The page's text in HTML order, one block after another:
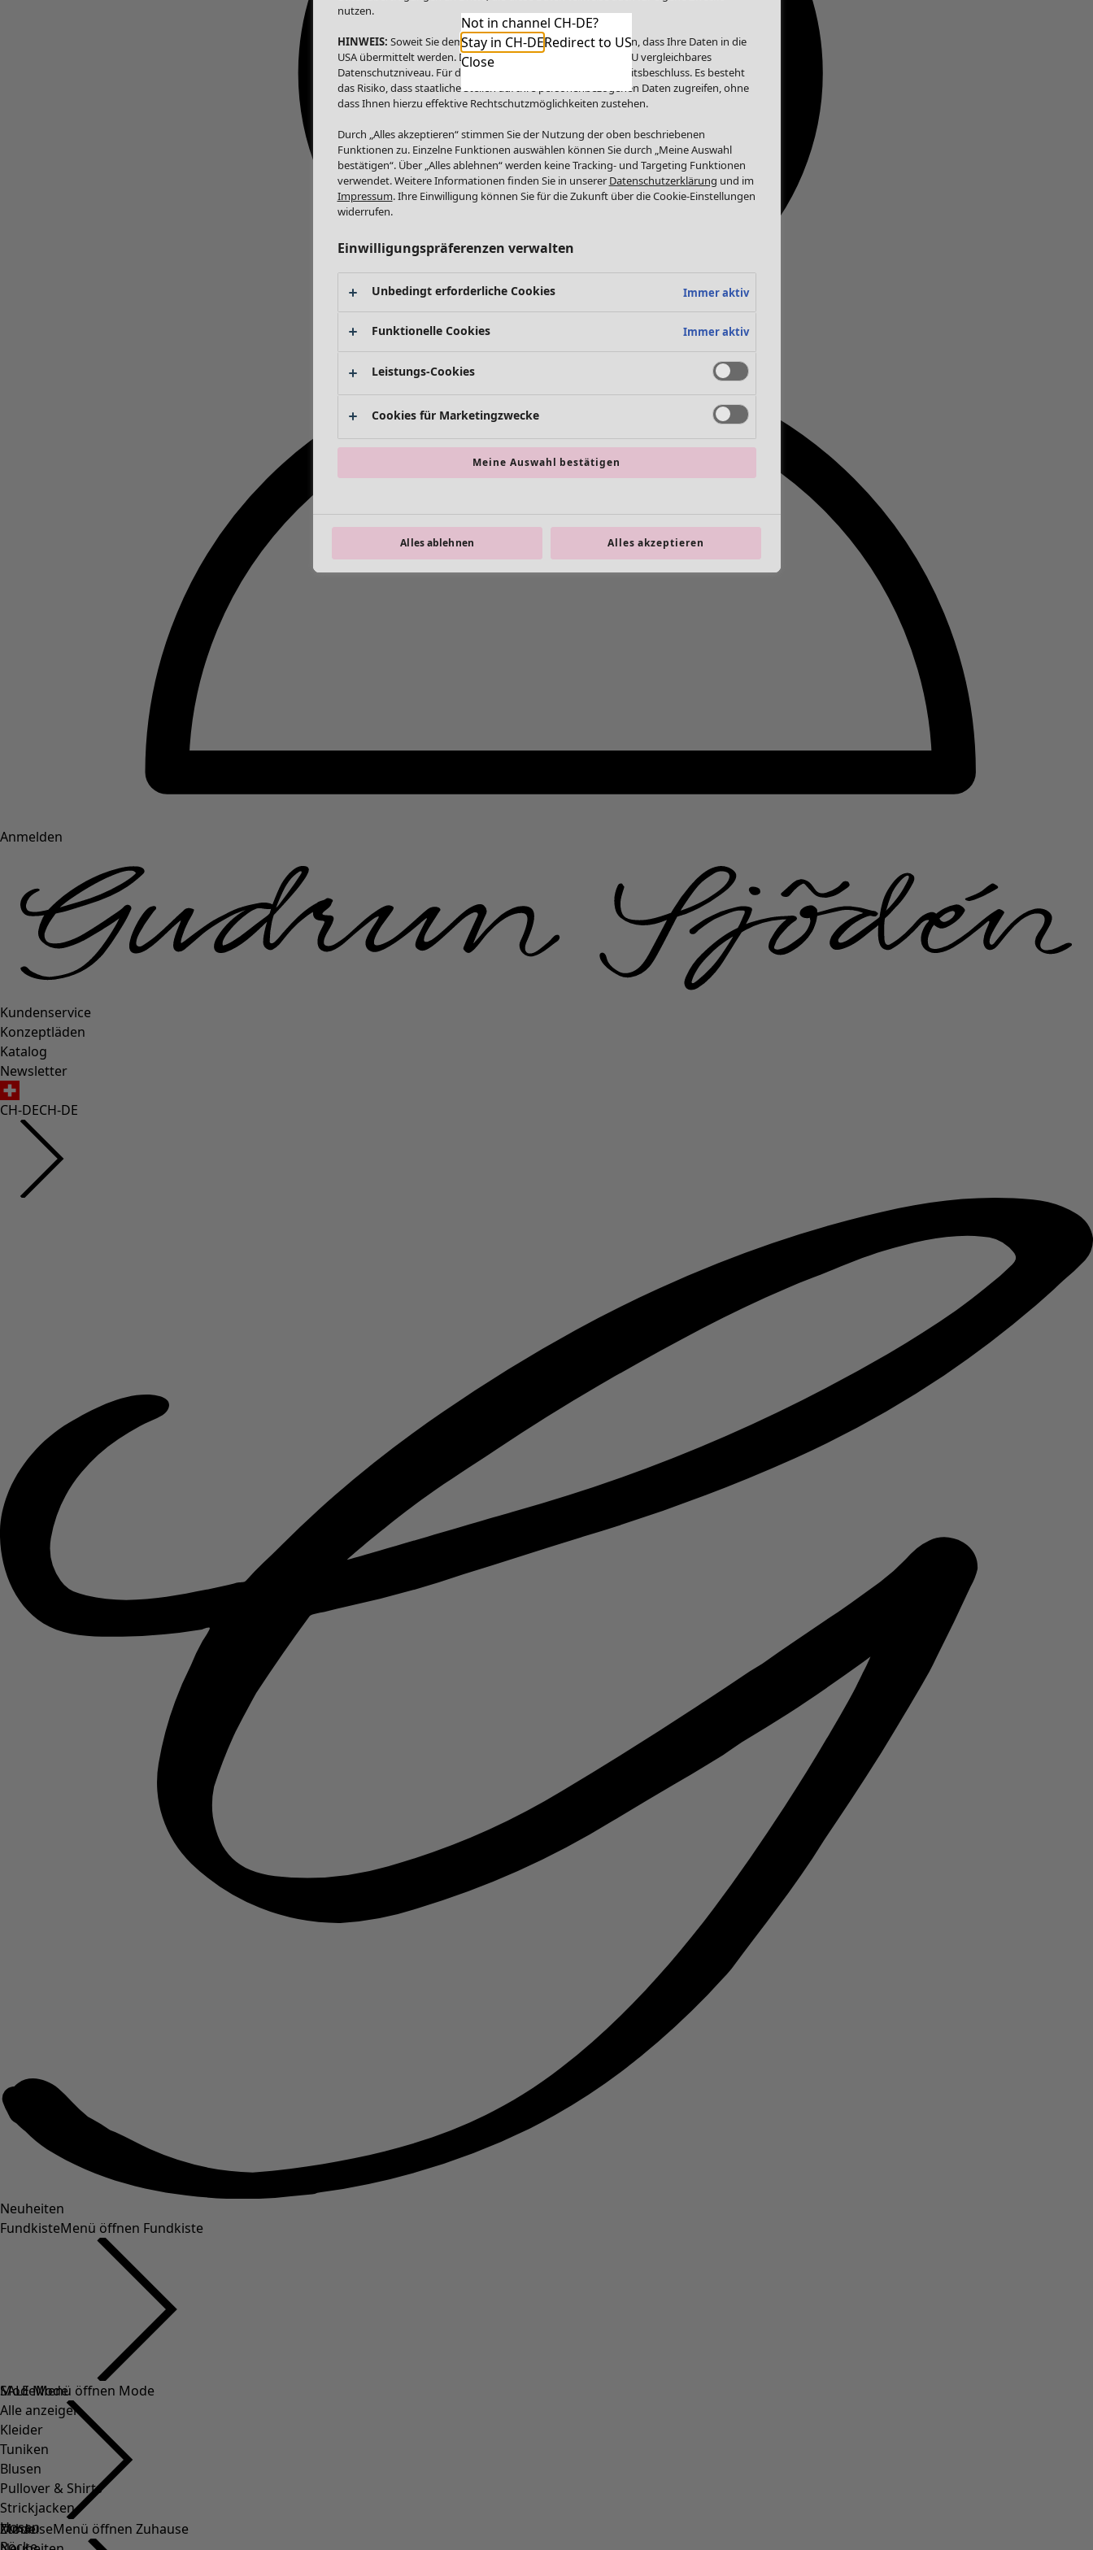
Anmelden
Kundenservice
Konzeptläden
Katalog
Newsletter
CH-DECH-DE
Neuheiten
FundkisteMenü öffnen Fundkiste
SALE Mode
Alle anzeigen
Kleider
Tuniken
Blusen
Pullover & Shirts
Strickjacken
Hosen
ModeMenü öffnen Mode
Mode
ZuhauseMenü öffnen Zuhause
Not in channel CH-DE?
Stay in CH-DERedirect to US
Close
nutzen.
HINWEIS: Soweit Sie dem zustimmen, willigen Sie zugleich ein, dass Ihre Daten in die
USA übermittelt werden. Die USA bietet kein mit dem in der EU vergleichbares
Datenschutzniveau. Für die USA besteht kein Angemessenheitsbeschluss. Es besteht
das Risiko, dass staatliche Stellen auf Ihre personenbezogenen Daten zugreifen, ohne
dass Ihnen hierzu effektive Rechtschutzmöglichkeiten zustehen.
Durch „Alles akzeptieren“ stimmen Sie der Nutzung der oben beschriebenen
Funktionen zu. Einzelne Funktionen auswählen können Sie durch „Meine Auswahl
bestätigen“. Über „Alles ablehnen“ werden keine Tracking- und Targeting Funktionen
verwendet. Weitere Informationen finden Sie in unserer Datenschutzerklärung und im
Impressum. Ihre Einwilligung können Sie für die Zukunft über die Cookie-Einstellungen
widerrufen.
Einwilligungspräferenzen verwalten
Unbedingt erforderliche Cookies Immer aktiv
Funktionelle Cookies Immer aktiv
Leistungs-Cookies
Cookies für Marketingzwecke
Meine Auswahl bestätigen
Alles ablehnen Alles akzeptieren